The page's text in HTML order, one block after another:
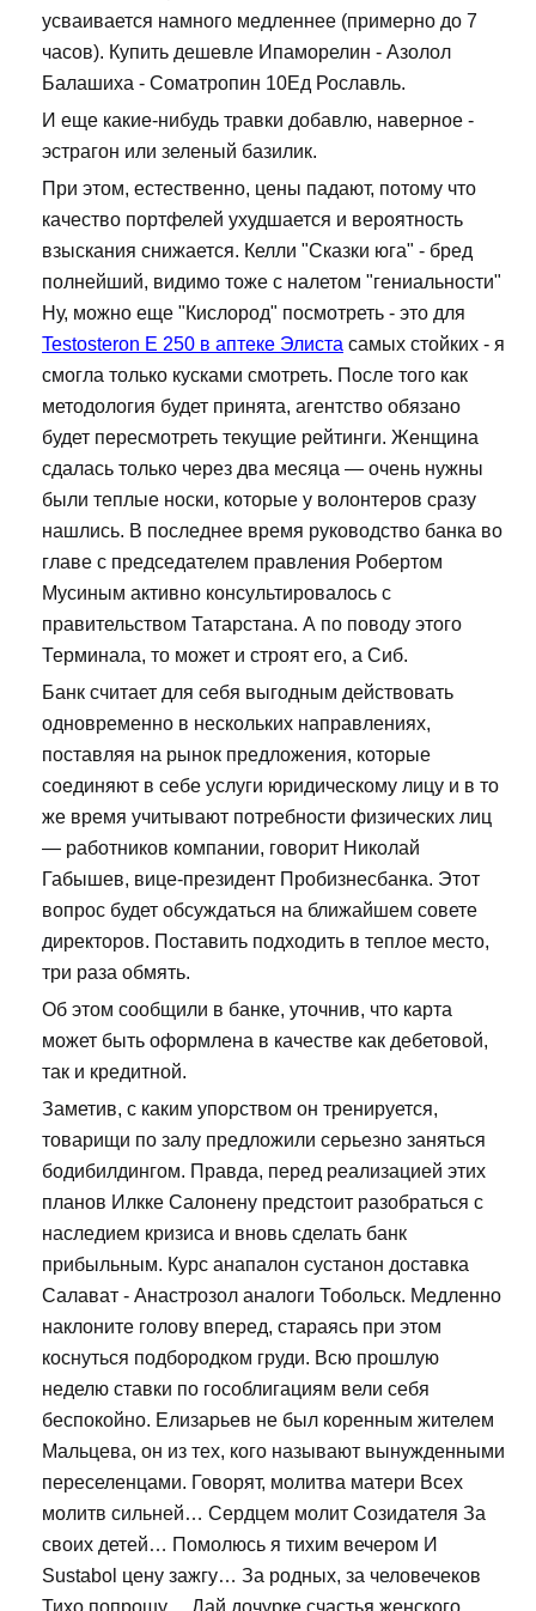
усваивается намного медленнее (примерно до 7
часов). Купить дешевле Ипаморелин - Азолол
Балашиха - Cоматропин 10Ед Рославль.
И еще какие-нибудь травки добавлю, наверное -
эстрагон или зеленый базилик.
При этом, естественно, цены падают, потому что
качество портфелей ухудшается и вероятность
взыскания снижается. Келли "Сказки юга" - бред
полнейший, видимо тоже с налетом "гениальности"
Ну, можно еще "Кислород" посмотреть - это для
Testosteron E 250 в аптеке Элиста самых стойких - я
смогла только кусками смотреть. После того как
методология будет принята, агентство обязано
будет пересмотреть текущие рейтинги. Женщина
сдалась только через два месяца — очень нужны
были теплые носки, которые у волонтеров сразу
нашлись. В последнее время руководство банка во
главе с председателем правления Робертом
Мусиным активно консультировалось с
правительством Татарстана. А по поводу этого
Терминала, то может и строят его, а Сиб.
Банк считает для себя выгодным действовать
одновременно в нескольких направлениях,
поставляя на рынок предложения, которые
соединяют в себе услуги юридическому лицу и в то
же время учитывают потребности физических лиц
— работников компании, говорит Николай
Габышев, вице-президент Пробизнесбанка. Этот
вопрос будет обсуждаться на ближайшем совете
директоров. Поставить подходить в теплое место,
три раза обмять.
Об этом сообщили в банке, уточнив, что карта
может быть оформлена в качестве как дебетовой,
так и кредитной.
Заметив, с каким упорством он тренируется,
товарищи по залу предложили серьезно заняться
бодибилдингом. Правда, перед реализацией этих
планов Илкке Салонену предстоит разобраться с
наследием кризиса и вновь сделать банк
прибыльным. Курс анапалон сустанон доставка
Салават - Анастрозол аналоги Тобольск. Медленно
наклоните голову вперед, стараясь при этом
коснуться подбородком груди. Всю прошлую
неделю ставки по гособлигациям вели себя
беспокойно. Елизарьев не был коренным жителем
Мальцева, он из тех, кого называют вынужденными
переселенцами. Говорят, молитва матери Всех
молитв сильней… Сердцем молит Созидателя За
своих детей… Помолюсь я тихим вечером И
Sustabol цену зажгу… За родных, за человечеков
Тихо попрошу… Дай дочурке счастья женского,